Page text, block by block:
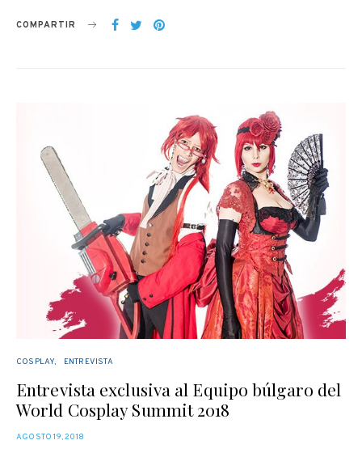
COMPARTIR
COSPLAY ENTREVISTA
Entrevista exclusiva al Equipo búlgaro del
World Cosplay Summit 2018
POSTED
AGOSTO 19, 2018